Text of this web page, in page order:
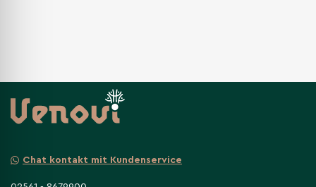
Chat kontakt mit Kundenservice